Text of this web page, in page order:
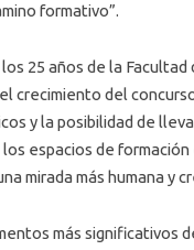
formativo”.
25 años de la Facultad
crecimiento del
y la posibilidad de
espacios de formación
mirada más humana y
más significativos